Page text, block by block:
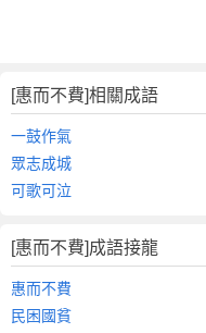
[惠而不費]相關成語
一鼓作氣
眾志成城
可歌可泣
[惠而不費]成語接龍
惠而不費
民困國貧